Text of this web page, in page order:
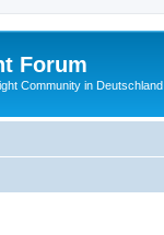
Forum
Community in Deutschland